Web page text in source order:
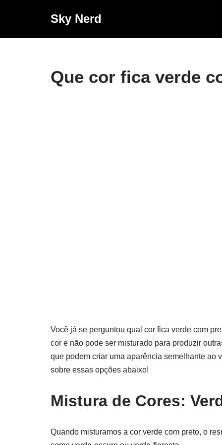
Sky Nerd
Que cor fica verde
Você já se perguntou qual cor fica verde com
cor e não pode ser misturado para produzir
que podem criar uma aparência semelhante ao
sobre essas opções abaixo!
Mistura de Cores:
Quando misturamos a cor verde com preto, o